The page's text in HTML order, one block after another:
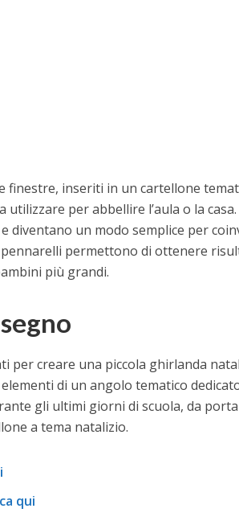
finestre, inseriti in un cartellone
per abbellire l’aula o la
diventano un modo semplice per
permettono di ottenere
più grandi.
per creare una piccola ghirlanda
di un angolo tematico
gli ultimi giorni di scuola, da
a tema natalizio.
qui